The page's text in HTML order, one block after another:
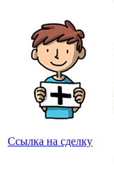
Ссылка на сделку